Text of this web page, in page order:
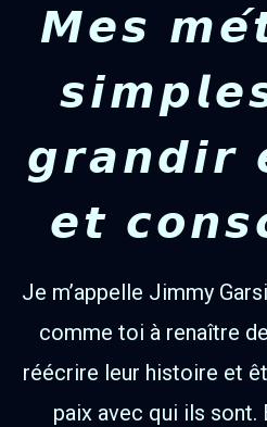
𝙈𝙚𝙨
𝙚𝙩
Je m’appelle Jimmy
comme toi à renaître
réécrire leur histoire et
paix avec qui ils sont.